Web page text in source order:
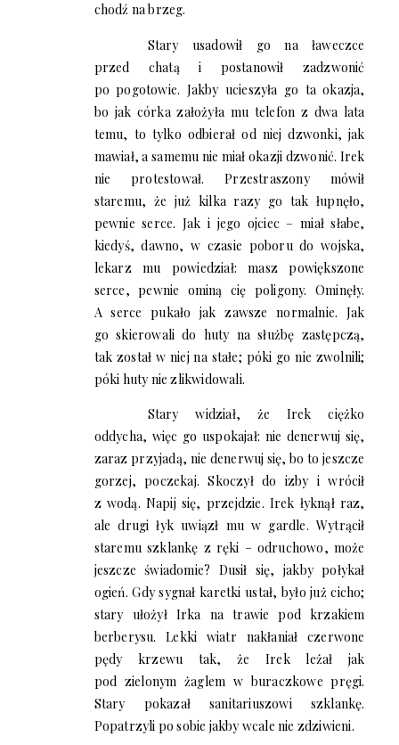
chodź na brzeg.
Stary usadowił go na ławeczce
przed chatą i postanowił zadzwonić
po pogotowie. Jakby ucieszyła go ta okazja,
bo jak córka założyła mu telefon z dwa lata
temu, to tylko odbierał od niej dzwonki, jak
mawiał, a samemu nie miał okazji dzwonić. Irek
nie protestował. Przestraszony mówił
staremu, że już kilka razy go tak łupnęło,
pewnie serce. Jak i jego ojciec – miał słabe,
kiedyś, dawno, w czasie poboru do wojska,
lekarz mu powiedział: masz powiększone
serce, pewnie ominą cię poligony. Ominęły.
A serce pukało jak zawsze normalnie. Jak
go skierowali do huty na służbę zastępczą,
tak został w niej na stałe; póki go nie zwolnili;
póki huty nie zlikwidowali.
Stary widział, że Irek ciężko
oddycha, więc go uspokajał: nie denerwuj się,
zaraz przyjadą, nie denerwuj się, bo to jeszcze
gorzej, poczekaj. Skoczył do izby i wrócił
z wodą. Napij się, przejdzie. Irek łyknął raz,
ale drugi łyk uwiązł mu w gardle. Wytrącił
staremu szklankę z ręki – odruchowo, może
jeszcze świadomie? Dusił się, jakby połykał
ogień. Gdy sygnał karetki ustał, było już cicho;
stary ułożył Irka na trawie pod krzakiem
berberysu. Lekki wiatr nakłaniał czerwone
pędy krzewu tak, że Irek leżał jak
pod zielonym żaglem w buraczkowe pręgi.
Stary pokazał sanitariuszowi szklankę.
Popatrzyli po sobie jakby wcale nie zdziwieni.